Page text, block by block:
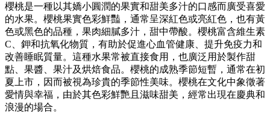
櫻桃是一種以其嬌小圓潤的果實和甜美多汁的口感而廣受喜愛
的水果。櫻桃果實色彩鮮豔，通常呈深紅色或亮紅色，也有黃
色或黑色的品種，果肉細膩多汁，甜中帶酸。櫻桃富含維生素
C、鉀和抗氧化物質，有助於促進心血管健康、提升免疫力和
改善睡眠質量。這種水果常被直接食用，也廣泛用於製作甜
點、果醬、果汁及烘焙食品。櫻桃的成熟季節短暫，通常在初
夏上市，因而被視為珍貴的季節性美味。櫻桃在文化中象徵著
愛情與幸福，由於其色彩鮮艷且滋味甜美，經常出現在慶典和
浪漫的場合。